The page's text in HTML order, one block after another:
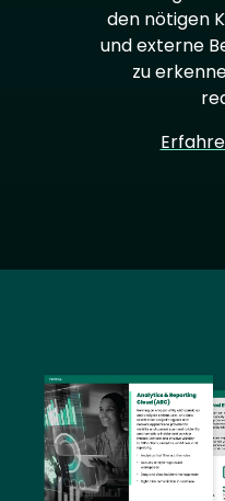
den nötigen
und externe
zu
Image